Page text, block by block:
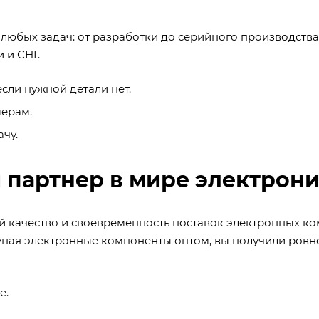
задач: от разработки до серийного
и СНГ.
нужной детали нет.
в мире
качество и своевременность поставок электронных
электронные компоненты оптом, вы получили